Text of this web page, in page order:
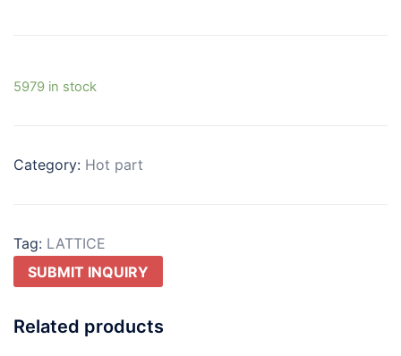
5979 in stock
Category: Hot part
Tag: LATTICE
SUBMIT INQUIRY
Related products